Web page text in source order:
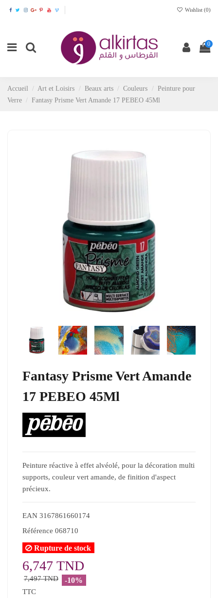
Wishlist (0)
0
Accueil Art et Loisirs Beaux arts Couleurs
Peinture pour
Verre
Fantasy Prisme Vert Amande 17 PEBEO 45Ml
Fantasy Prisme Vert Amande
17 PEBEO 45Ml
Peinture réactive à effet alvéolé, pour la décoration multi
supports, couleur vert amande, de finition d'aspect
précieux.
EAN 3167861660174
Référence 068710
Rupture de stock
6,747 TND
7,497 TND -10%
TTC